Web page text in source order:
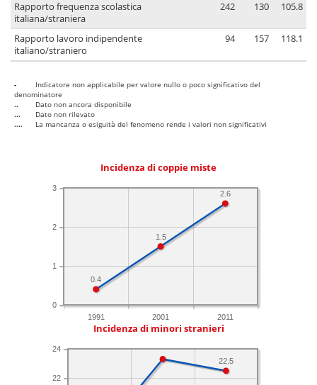
Rapporto frequenza scolastica
italiana/straniera
242 130 105.8
Rapporto lavoro indipendente
italiano/straniero
94 157 118.1
-
Indicatore non applicabile per valore nullo o poco significativo del
denominatore
..
Dato non ancora disponibile
...
Dato non rilevato
....
La mancanza o esiguità del fenomeno rende i valori non significativi
Incidenza di coppie miste
1991 2001 2011
0
1
2
3
2.6
1.5
0.4
Incidenza di minori stranieri
22
24
22.5